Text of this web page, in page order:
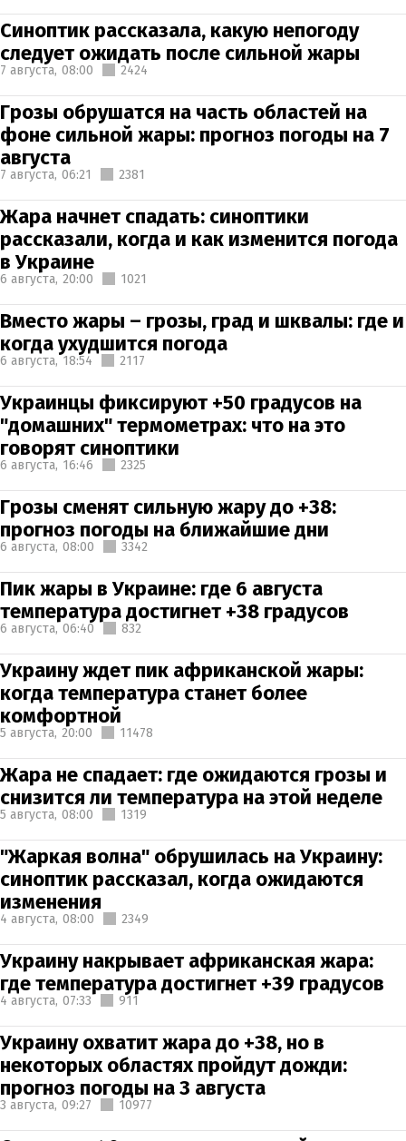
Синоптик рассказала, какую непогоду
следует ожидать после сильной жары
7 августа, 08:00 2424
Грозы обрушатся на часть областей на
фоне сильной жары: прогноз погоды на 7
августа
7 августа, 06:21 2381
Жара начнет спадать: синоптики
рассказали, когда и как изменится погода
в Украине
6 августа, 20:00 1021
Вместо жары – грозы, град и шквалы: где и
когда ухудшится погода
6 августа, 18:54 2117
Украинцы фиксируют +50 градусов на
"домашних" термометрах: что на это
говорят синоптики
6 августа, 16:46 2325
Грозы сменят сильную жару до +38:
прогноз погоды на ближайшие дни
6 августа, 08:00 3342
Пик жары в Украине: где 6 августа
температура достигнет +38 градусов
6 августа, 06:40 832
Украину ждет пик африканской жары:
когда температура станет более
комфортной
5 августа, 20:00 11478
Жара не спадает: где ожидаются грозы и
снизится ли температура на этой неделе
5 августа, 08:00 1319
"Жаркая волна" обрушилась на Украину:
синоптик рассказал, когда ожидаются
изменения
4 августа, 08:00 2349
Украину накрывает африканская жара:
где температура достигнет +39 градусов
4 августа, 07:33 911
Украину охватит жара до +38, но в
некоторых областях пройдут дожди:
прогноз погоды на 3 августа
3 августа, 09:27 10977